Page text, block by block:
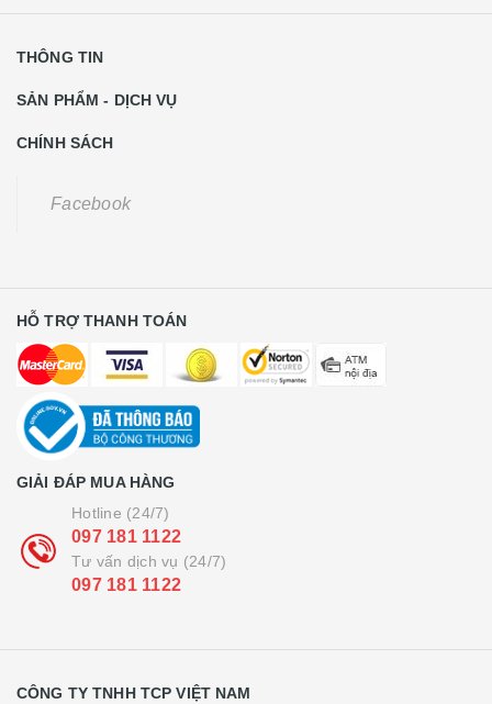
THÔNG TIN
SẢN PHẨM - DỊCH VỤ
CHÍNH SÁCH
Facebook
HỖ TRỢ THANH TOÁN
GIẢI ĐÁP MUA HÀNG
Hotline (24/7)
097 181 1122
Tư vấn dịch vụ (24/7)
097 181 1122
CÔNG TY TNHH TCP VIỆT NAM